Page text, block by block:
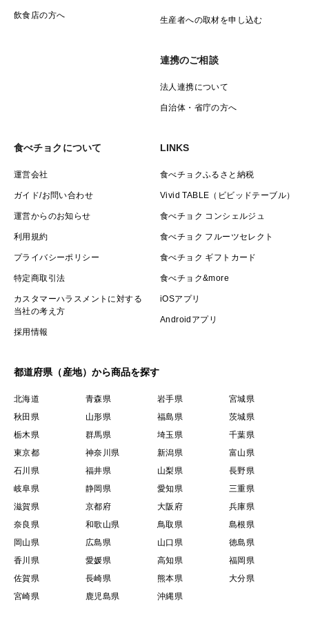
飲食店の方へ 生産者への取材を申し込む
連携のご相談
法人連携について
自治体・省庁の方へ
食べチョクについて
運営会社
ガイド/お問い合わせ
運営からのお知らせ
利用規約
プライバシーポリシー
特定商取引法
カスタマーハラスメントに対する
当社の考え方
採用情報
LINKS
食べチョクふるさと納税
Vivid TABLE（ビビッドテーブル）
食べチョク コンシェルジュ
食べチョク フルーツセレクト
食べチョク ギフトカード
食べチョク&more
iOSアプリ
Androidアプリ
都道府県（産地）から商品を探す
北海道 青森県 岩手県
宮城県
秋田県
山形県 福島県
茨城県
栃木県
群馬県 埼玉県
千葉県
東京都
神奈川県 新潟県
富山県
石川県
福井県 山梨県
長野県
岐阜県
静岡県 愛知県
三重県
滋賀県
京都府 大阪府
兵庫県
奈良県
和歌山県 鳥取県
島根県
岡山県
広島県 山口県
徳島県
香川県
愛媛県 高知県
福岡県
佐賀県
長崎県 熊本県
大分県
宮崎県
鹿児島県 沖縄県